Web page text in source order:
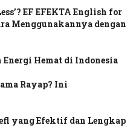
EF EFEKTA English for
Menggunakannya dengan
Energi Hemat di Indonesia
Rayap? Ini
yang Efektif dan Lengkap